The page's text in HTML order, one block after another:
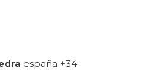
españa +34